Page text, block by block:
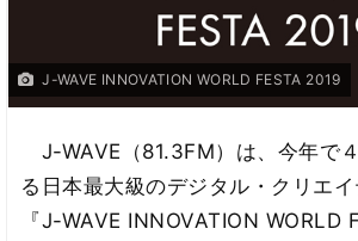
J-WAVE INNOVATION WORLD FESTA 2019
J-WAVE（81.3FM）は、今年で
る日本最大級のデジタル・クリエ
『J-WAVE INNOVATION WORLD